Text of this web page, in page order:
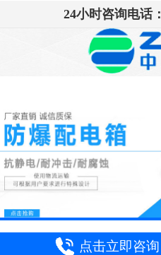
24小时咨询电话：
点击立即咨询